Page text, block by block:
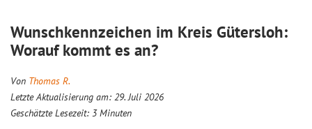
Wunschkennzeichen im Kreis Gütersloh:
Worauf kommt es an?
Von Thomas R.
Letzte Aktualisierung am: 29. Juli 2026
Geschätzte Lesezeit: 3 Minuten